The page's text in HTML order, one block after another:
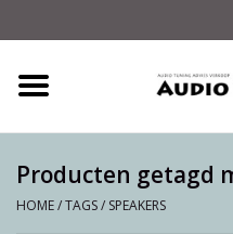
Tuning
Producten getagd
HOME/TAGS/ SPEAKERS